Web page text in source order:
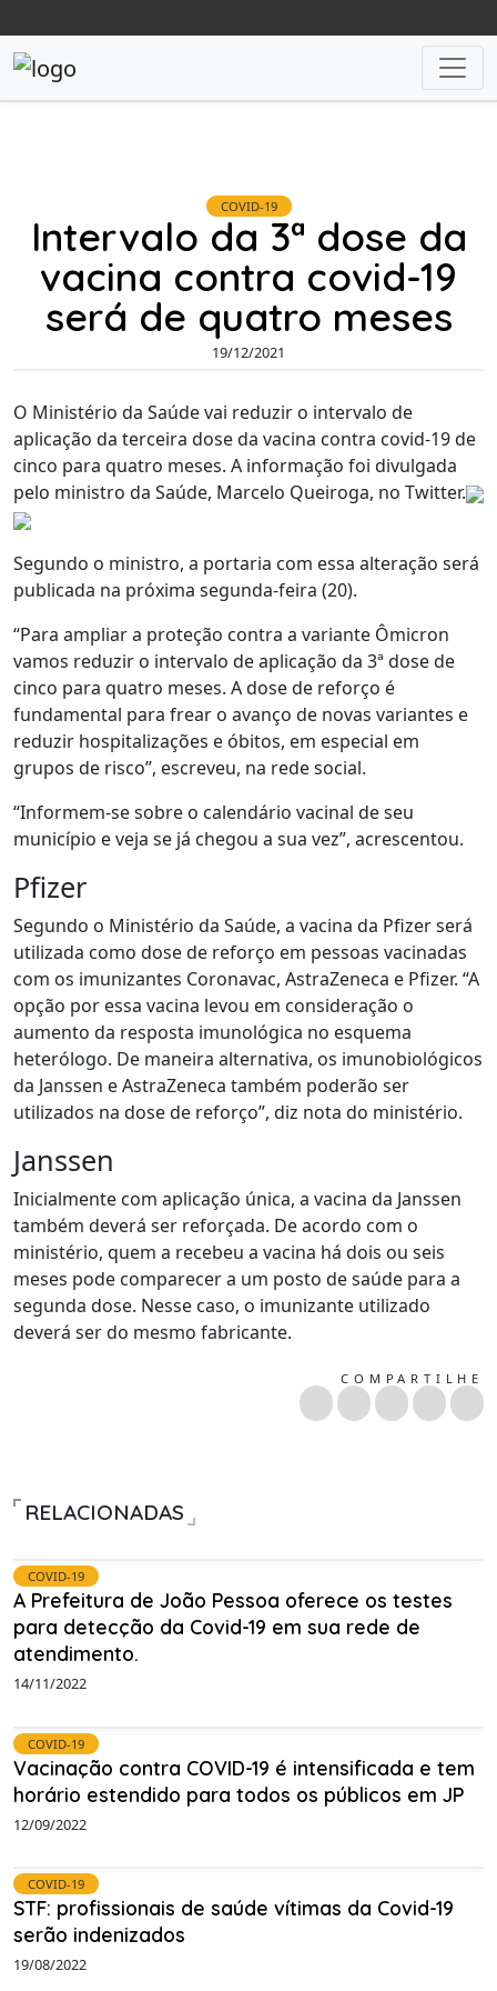
COVID-19
Intervalo da 3ª dose da
vacina contra covid-19
será de quatro meses
19/12/2021
O Ministério da Saúde vai reduzir o intervalo de
aplicação da terceira dose da vacina contra covid-19 de
cinco para quatro meses. A informação foi divulgada
pelo ministro da Saúde, Marcelo Queiroga, no Twitter.
Segundo o ministro, a portaria com essa alteração será
publicada na próxima segunda-feira (20).
“Para ampliar a proteção contra a variante Ômicron
vamos reduzir o intervalo de aplicação da 3ª dose de
cinco para quatro meses. A dose de reforço é
fundamental para frear o avanço de novas variantes e
reduzir hospitalizações e óbitos, em especial em
grupos de risco”, escreveu, na rede social.
“Informem-se sobre o calendário vacinal de seu
município e veja se já chegou a sua vez”, acrescentou.
Pfizer
Segundo o Ministério da Saúde, a vacina da Pfizer será
utilizada como dose de reforço em pessoas vacinadas
com os imunizantes Coronavac, AstraZeneca e Pfizer. “A
opção por essa vacina levou em consideração o
aumento da resposta imunológica no esquema
heterólogo. De maneira alternativa, os imunobiológicos
da Janssen e AstraZeneca também poderão ser
utilizados na dose de reforço”, diz nota do ministério.
Janssen
Inicialmente com aplicação única, a vacina da Janssen
também deverá ser reforçada. De acordo com o
ministério, quem a recebeu a vacina há dois ou seis
meses pode comparecer a um posto de saúde para a
segunda dose. Nesse caso, o imunizante utilizado
deverá ser do mesmo fabricante.
COMPARTILHE
RELACIONADAS
COVID-19
A Prefeitura de João Pessoa oferece os testes
para detecção da Covid-19 em sua rede de
atendimento.
14/11/2022
COVID-19
Vacinação contra COVID-19 é intensificada e tem
horário estendido para todos os públicos em JP
12/09/2022
COVID-19
STF: profissionais de saúde vítimas da Covid-19
serão indenizados
19/08/2022